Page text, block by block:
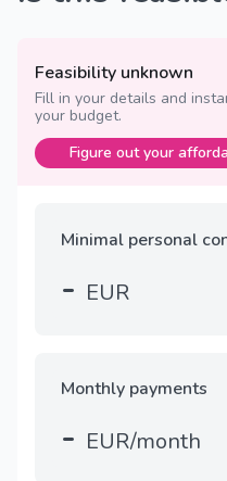
Feasibility unknown
Fill in your details and
your budget.
Figure out your
Minimal personal
- EUR
Monthly payments
- EUR/month